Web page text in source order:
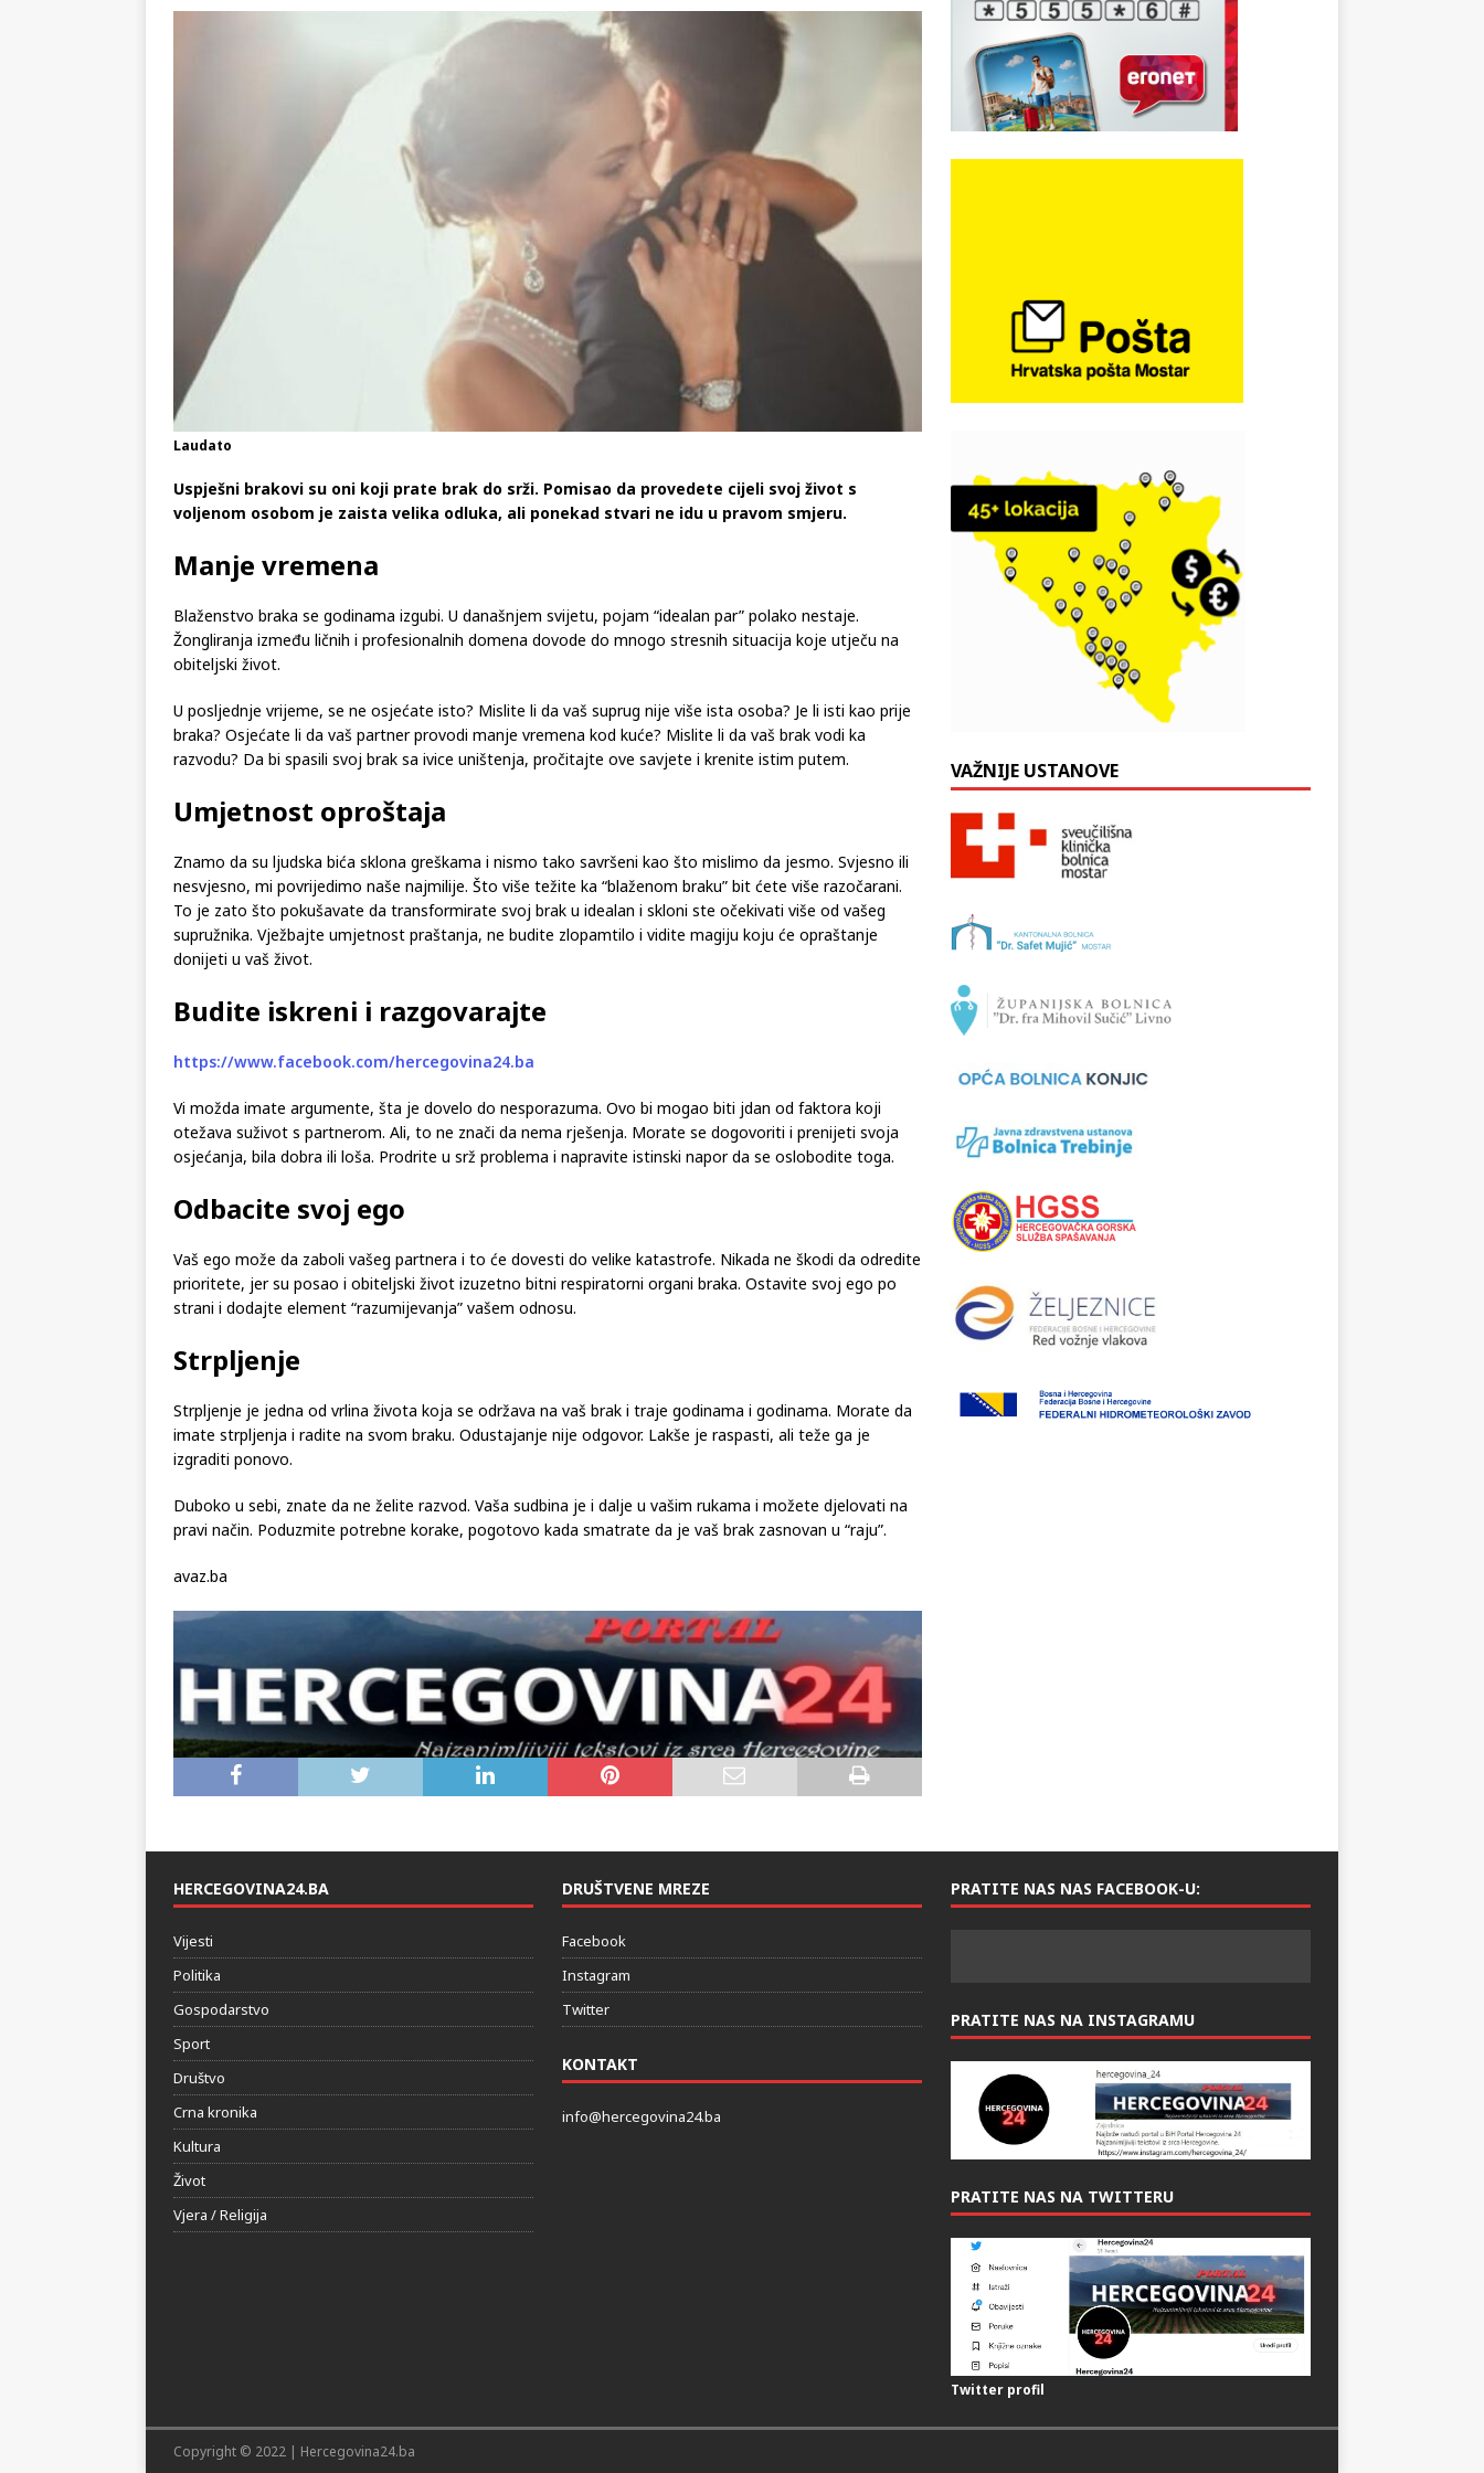
KRONIKA
GP Gabela Polje: Vozači satima čekaju, dok se drugi ubacuju sa strane
[ 29.07.2026 ]
Na današnji dan, 29. srpnja 2018, preminuo je glazbeni genij Oliver Dragojević
(video)
[ 07.08.2026 ]
Srpski povjesničar o Oluji: Hrvati imaju što slaviti, dobili su ono što im povijesno
REGIJA
Laudato
Uspješni brakovi su oni koji prate brak do srži. Pomisao da provedete cijeli svoj život s
voljenom osobom je zaista velika odluka, ali ponekad stvari ne idu u pravom smjeru.
Manje vremena
Blaženstvo braka se godinama izgubi. U današnjem svijetu, pojam “idealan par” polako nestaje.
Žongliranja između ličnih i profesionalnih domena dovode do mnogo stresnih situacija koje utječu na
obiteljski život.
U posljednje vrijeme, se ne osjećate isto? Mislite li da vaš suprug nije više ista osoba? Je li isti kao prije
braka? Osjećate li da vaš partner provodi manje vremena kod kuće? Mislite li da vaš brak vodi ka
razvodu? Da bi spasili svoj brak sa ivice uništenja, pročitajte ove savjete i krenite istim putem.
Umjetnost oproštaja
Znamo da su ljudska bića sklona greškama i nismo tako savršeni kao što mislimo da jesmo. Svjesno ili
nesvjesno, mi povrijedimo naše najmilije. Što više težite ka “blaženom braku” bit ćete više razočarani.
To je zato što pokušavate da transformirate svoj brak u idealan i skloni ste očekivati više od vašeg
supružnika. Vježbajte umjetnost praštanja, ne budite zlopamtilo i vidite magiju koju će opraštanje
donijeti u vaš život.
Budite iskreni i razgovarajte
https://www.facebook.com/hercegovina24.ba
Vi možda imate argumente, šta je dovelo do nesporazuma. Ovo bi mogao biti jdan od faktora koji
otežava suživot s partnerom. Ali, to ne znači da nema rješenja. Morate se dogovoriti i prenijeti svoja
osjećanja, bila dobra ili loša. Prodrite u srž problema i napravite istinski napor da se oslobodite toga.
Odbacite svoj ego
Vaš ego može da zaboli vašeg partnera i to će dovesti do velike katastrofe. Nikada ne škodi da odredite
prioritete, jer su posao i obiteljski život izuzetno bitni respiratorni organi braka. Ostavite svoj ego po
strani i dodajte element “razumijevanja” vašem odnosu.
Strpljenje
Strpljenje je jedna od vrlina života koja se održava na vaš brak i traje godinama i godinama. Morate da
imate strpljenja i radite na svom braku. Odustajanje nije odgovor. Lakše je raspasti, ali teže ga je
izgraditi ponovo.
Duboko u sebi, znate da ne želite razvod. Vaša sudbina je i dalje u vašim rukama i možete djelovati na
pravi način. Poduzmite potrebne korake, pogotovo kada smatrate da je vaš brak zasnovan u “raju”.
avaz.ba
VAŽNIJE USTANOVE
HERCEGOVINA24.BA
Vijesti
Politika
Gospodarstvo
Sport
Društvo
Crna kronika
Kultura
Život
Vjera / Religija
DRUŠTVENE MREZE
Facebook
Instagram
Twitter
KONTAKT
info@hercegovina24.ba
PRATITE NAS NAS FACEBOOK-U:
PRATITE NAS NA INSTAGRAMU
PRATITE NAS NA TWITTERU
Twitter profil
Copyright © 2022 | Hercegovina24.ba